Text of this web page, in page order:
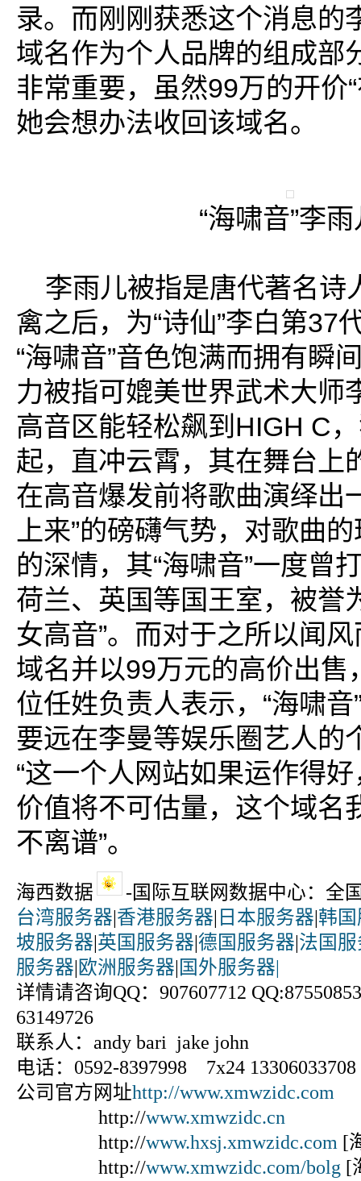
录。而刚刚获悉这个消息的
域名作为个人品牌的组成部
非常重要，虽然99万的开价
她会想办法收回该域名。
“海啸音”李
李雨儿被指是唐代著名诗
禽之后，为“诗仙”李白第37
“海啸音”音色饱满而拥有瞬
力被指可媲美世界武术大师
高音区能轻松飙到HIGH C
起，直冲云霄，其在舞台上
在高音爆发前将歌曲演绎出
上来”的磅礴气势，对歌曲
的深情，其“海啸音”一度曾
荷兰、英国等国王室，被誉
女高音”。而对于之所以闻风
域名并以99万元的高价出售
位任姓负责人表示，“海啸
要远在李曼等娱乐圈艺人的
“这一个人网站如果运作得
价值将不可估量，这个域名
不离谱”。
海西数据
-国际互联网数据中心：全
台湾服务器|香港服务器| 日本服务器|韩
坡服务器|英国服务器|德国服务器|法国
服务器|欧洲服务器|国外服务器|
详情请咨询QQ：907607712
63149726
联系人：andy bari jake john
电话：0592-8397998 7x24 13306033708
公司官方网址http://www.xmwzidc.com
http://www.xmwzidc.cn
http://www.hxsj.xmwzidc.com [
http://www.xmwzidc.com/bolg [